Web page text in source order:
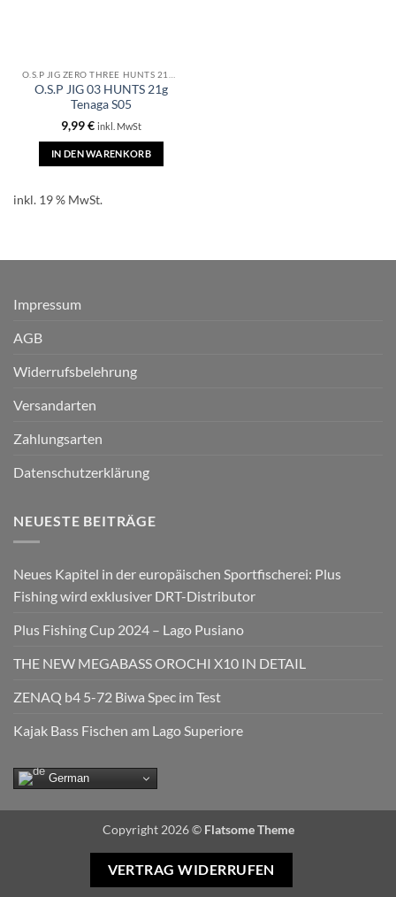
O.S.P JIG 03 HUNTS 21g
Tenaga S05
9,99€ inkl. MwSt
IN DEN WARENKORB
inkl. 19 % MwSt.
Impressum
AGB
Widerrufsbelehrung
Versandarten
Zahlungsarten
Datenschutzerklärung
NEUESTE BEITRÄGE
Neues Kapitel in der europäischen Sportfischerei: Plus
Fishing wird exklusiver DRT-Distributor
Plus Fishing Cup 2024 – Lago Pusiano
THE NEW MEGABASS OROCHI X10 IN DETAIL
ZENAQ b4 5-72 Biwa Spec im Test
Kajak Bass Fischen am Lago Superiore
German
Copyright 2026 © Flatsome Theme
VERTRAG WIDERRUFEN